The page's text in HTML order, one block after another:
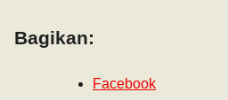
Bagikan:
Facebook